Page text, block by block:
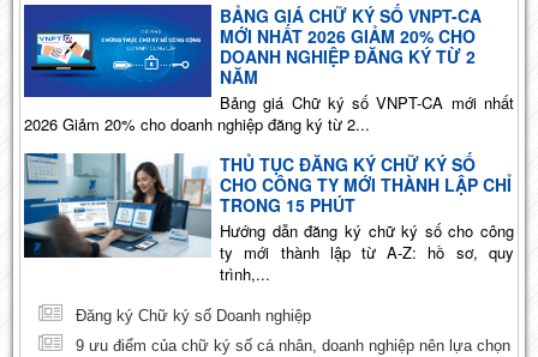
BẢNG GIÁ CHỮ KÝ SỐ VNPT-CA
MỚI NHẤT 2026 GIẢM 20% CHO
DOANH NGHIỆP ĐĂNG KÝ TỪ 2
NĂM
Bảng giá Chữ ký số VNPT-CA mới nhất
2026 Giảm 20% cho doanh nghiệp đăng ký từ 2...
THỦ TỤC ĐĂNG KÝ CHỮ KÝ SỐ
CHO CÔNG TY MỚI THÀNH LẬP CHỈ
TRONG 15 PHÚT
Hướng dẫn đăng ký chữ ký số cho công
ty mới thành lập từ A-Z: hồ sơ, quy
trình,...
Đăng ký Chữ ký số Doanh nghiệp
9 ưu điểm của chữ ký số cá nhân, doanh nghiệp nên lựa chọn